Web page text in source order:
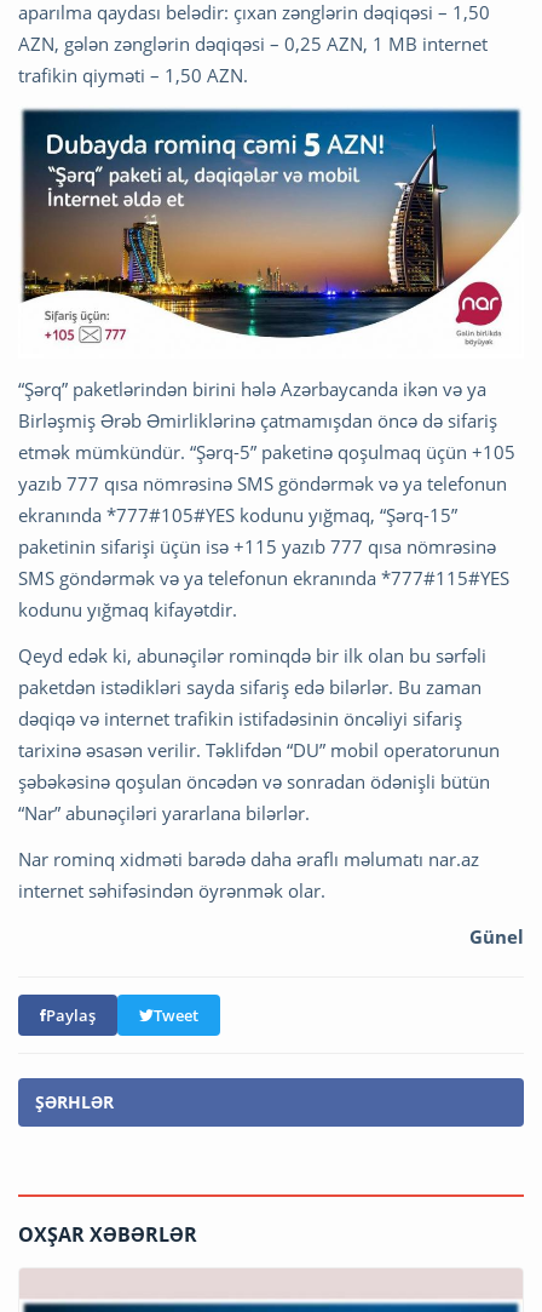
aparılma qaydası belədir: çıxan zənglərin dəqiqəsi – 1,50
AZN, gələn zənglərin dəqiqəsi – 0,25 AZN, 1 MB internet
trafikin qiyməti – 1,50 AZN.
“Şərq” paketlərindən birini hələ Azərbaycanda ikən və ya
Birləşmiş Ərəb Əmirliklərinə çatmamışdan öncə də sifariş
etmək mümkündür. “Şərq-5” paketinə qoşulmaq üçün +105
yazıb 777 qısa nömrəsinə SMS göndərmək və ya telefonun
ekranında *777#105#YES kodunu yığmaq, “Şərq-15”
paketinin sifarişi üçün isə +115 yazıb 777 qısa nömrəsinə
SMS göndərmək və ya telefonun ekranında *777#115#YES
kodunu yığmaq kifayətdir.
Qeyd edək ki, abunəçilər rominqdə bir ilk olan bu sərfəli
paketdən istədikləri sayda sifariş edə bilərlər. Bu zaman
dəqiqə və internet trafikin istifadəsinin öncəliyi sifariş
tarixinə əsasən verilir. Təklifdən “DU” mobil operatorunun
şəbəkəsinə qoşulan öncədən və sonradan ödənişli bütün
“Nar” abunəçiləri yararlana bilərlər.
Nar rominq xidməti barədə daha əraflı məlumatı nar.az
internet səhifəsindən öyrənmək olar.
Günel
Paylaş Tweet
ŞƏRHLƏR
OXŞAR XƏBƏRLƏR